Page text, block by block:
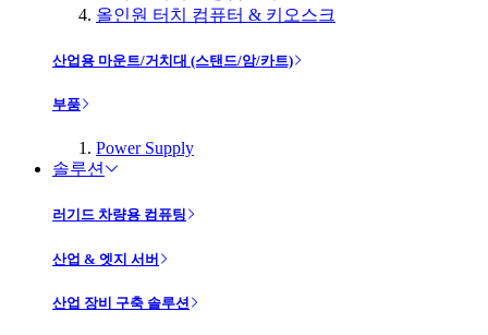
올인원 터치 컴퓨터 & 키오스크
산업용 마운트/거치대 (스탠드/암/카트)
부품
Power Supply
솔루션
러기드 차량용 컴퓨팅
산업 & 엣지 서버
산업 장비 구축 솔루션